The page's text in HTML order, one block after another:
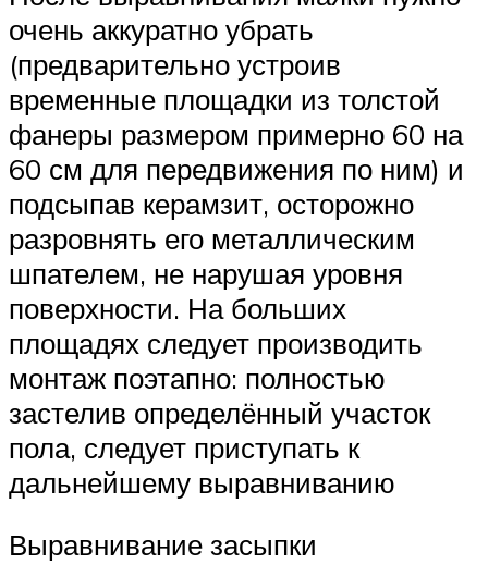
очень аккуратно убрать
(предварительно устроив
временные площадки из толстой
фанеры размером примерно 60 на
60 см для передвижения по ним) и
подсыпав керамзит, осторожно
разровнять его металлическим
шпателем, не нарушая уровня
поверхности. На больших
площадях следует производить
монтаж поэтапно: полностью
застелив определённый участок
пола, следует приступать к
дальнейшему выравниванию
Выравнивание засыпки